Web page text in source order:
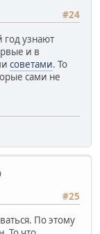
#24
год узнают
и в
советами. То
сами не
#25
По этому